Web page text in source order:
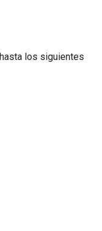
los siguientes